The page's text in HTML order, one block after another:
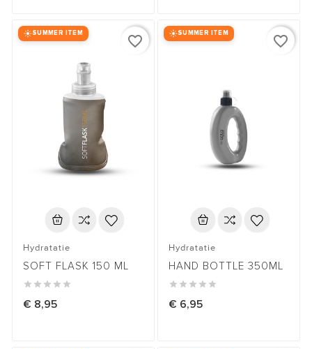
SUMMER ITEM
Hydratatie
SOFT FLASK 150 ML
    
€ 8,95
favorite_border SUMMER ITEM
Hydratatie
HAND BOTTLE 350ML
    
€ 6,95
favorite_border